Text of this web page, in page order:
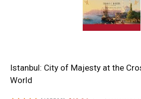
Istanbul: City of Majesty at the
World